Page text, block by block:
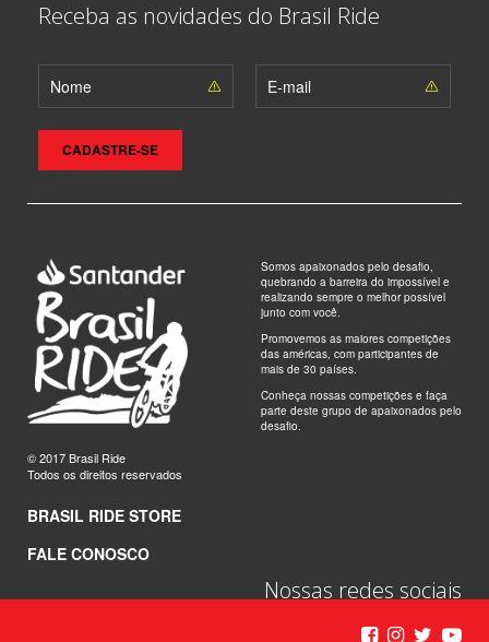
Receba as novidades do Brasil Ride
CADASTRE-SE
© 2017 Brasil Ride
Todos os direitos reservados
Somos apaixonados pelo desafio,
quebrando a barreira do impossível e
realizando sempre o melhor possível
junto com você.
Promovemos as maiores competições
das américas, com participantes de
mais de 30 países.
Conheça nossas competições e faça
parte deste grupo de apaixonados pelo
desafio.
BRASIL RIDE STORE
FALE CONOSCO
Nossas redes sociais